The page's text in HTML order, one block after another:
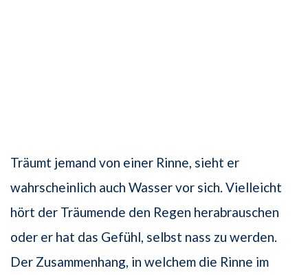
Träumt jemand von einer Rinne, sieht er
wahrscheinlich auch Wasser vor sich. Vielleicht
hört der Träumende den Regen herabrauschen
oder er hat das Gefühl, selbst nass zu werden.
Der Zusammenhang, in welchem die Rinne im